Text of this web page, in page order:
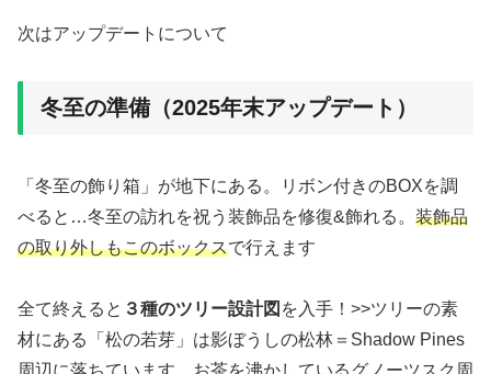
次はアップデートについて
冬至の準備（2025年末アップデート）
「冬至の飾り箱」が地下にある。リボン付きのBOXを調
べると…冬至の訪れを祝う装飾品を修復&飾れる。 装飾品
の取り外しもこのボックスで行えます
全て終えると ３種のツリー設計図 を入手！>>ツリーの素
材にある「松の若芽」は影ぼうしの松林＝Shadow Pines